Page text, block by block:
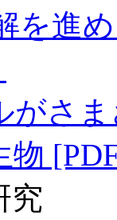
を進
がさ
物
究